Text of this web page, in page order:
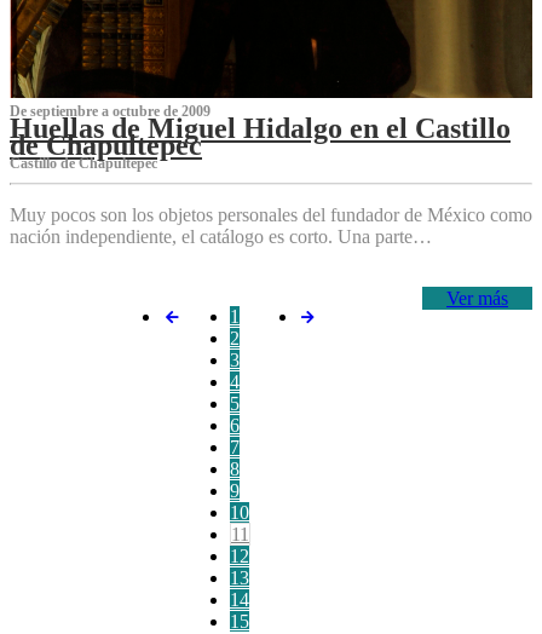
De septiembre a octubre de 2009
Huellas de Miguel Hidalgo en el Castillo
de Chapultepec
Castillo de Chapultepec
Muy pocos son los objetos personales del fundador de México como
nación independiente, el catálogo es corto. Una parte…
Ver más
1
2
3
4
5
6
7
8
9
10
11
12
13
14
15